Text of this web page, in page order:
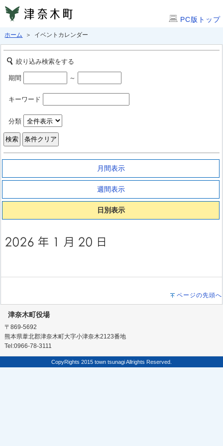
PC版トップ
ホーム ＞ イベントカレンダー
絞り込み検索をする
期間 ～
キーワード
分類
月間表示
週間表示
日別表示
ページの先頭へ
津奈木町役場
〒869-5692
熊本県葦北郡津奈木町大字小津奈木2123番地
Tel:0966-78-3111
CopyRights 2015 town tsunagi Allrights Reserved.